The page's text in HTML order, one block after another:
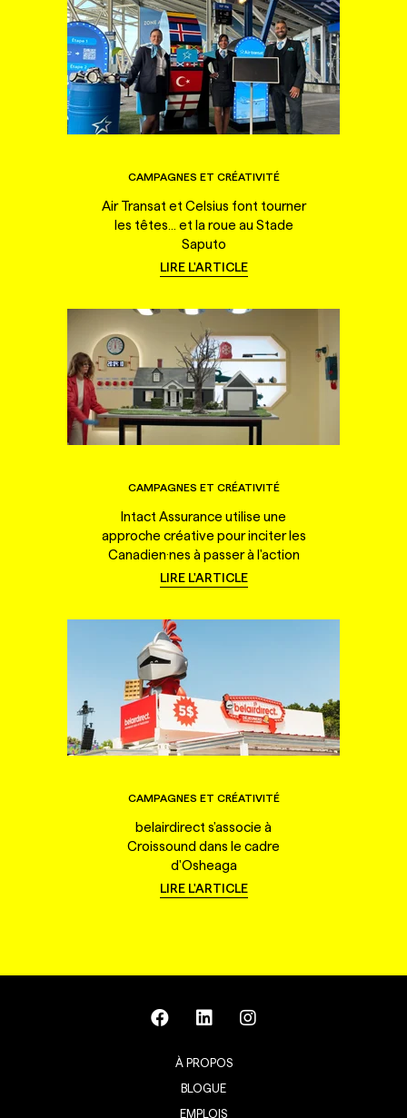
CAMPAGNES ET CRÉATIVITÉ
Air Transat et Celsius font tourner
les têtes... et la roue au Stade
Saputo
LIRE L'ARTICLE
CAMPAGNES ET CRÉATIVITÉ
Intact Assurance utilise une
approche créative pour inciter les
Canadien·nes à passer à l'action
LIRE L'ARTICLE
CAMPAGNES ET CRÉATIVITÉ
belairdirect s'associe à
Croissound dans le cadre
d'Osheaga
LIRE L'ARTICLE
À PROPOS
BLOGUE
EMPLOIS